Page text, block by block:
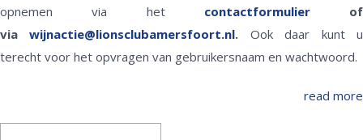
opnemen via het contactformulierof
viawijnactie@lionsclubamersfoort.nl. Ook daar kunt u
terecht voor het opvragen van gebruikersnaam en wachtwoord.
read more